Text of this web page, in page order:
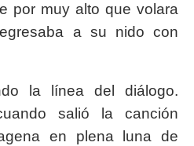
por muy alto que volara
a su nido con
la línea del diálogo.
salió la canción
en plena luna de